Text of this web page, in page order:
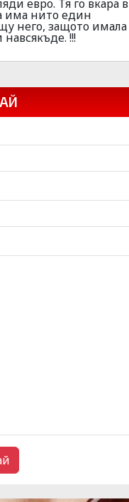
евро. Тя го вкара в
има нито един
него, защото имала
!!!